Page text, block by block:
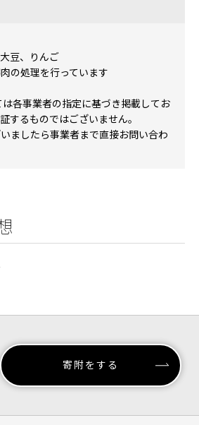
豆、りんご
の処理を行っています
各事業者の指定に基づき掲載してお
するものではございません。
ましたら事業者まで直接お問い合わ
寄附をする